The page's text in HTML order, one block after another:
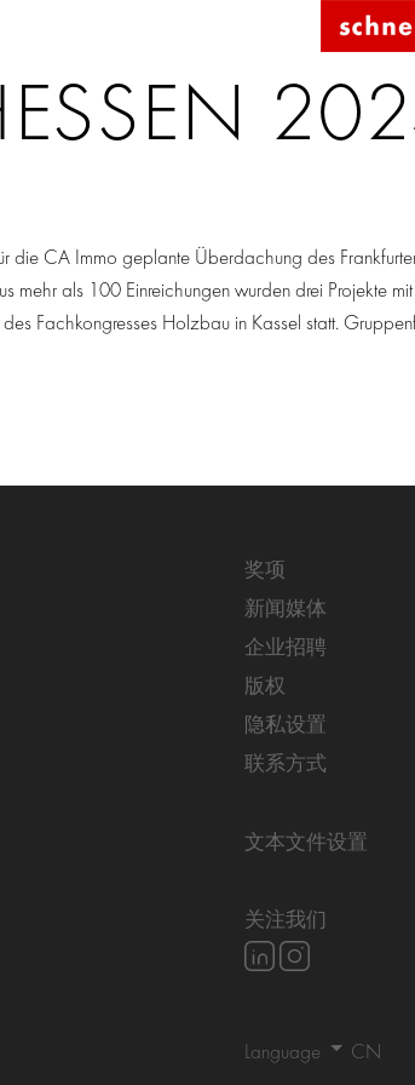
CA Immo geplante Überdachung des
als 100 Einreichungen wurden drei Projekte mit
Fachkongresses Holzbau in Kassel statt.
奖项
新闻媒体
企业招聘
版权
隐私设置
联系方式
文本文件设置
关注我们
Language DE
EN
CN